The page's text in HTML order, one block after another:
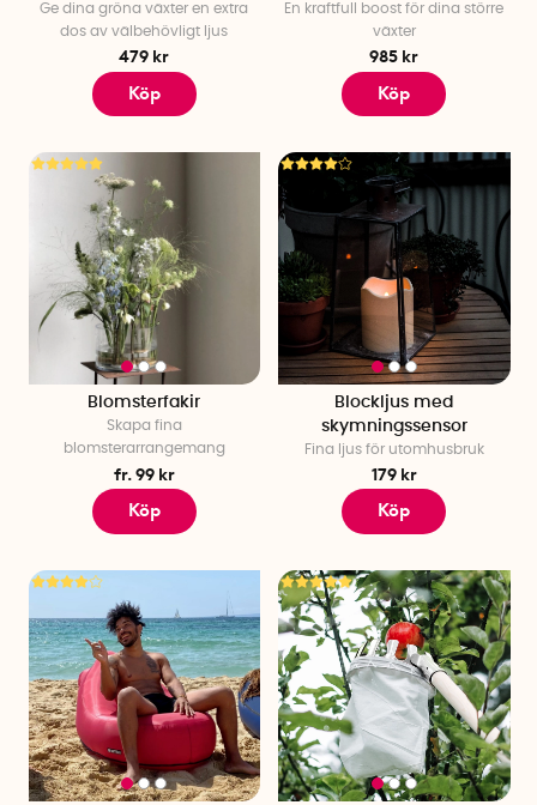
Ge dina gröna växter en extra
dos av välbehövligt ljus
479 kr
Köp
En kraftfull boost för dina större
växter
985 kr
Köp
Blomsterfakir
Skapa fina
blomsterarrangemang
fr. 99 kr
Köp
Blockljus med
skymningssensor
Fina ljus för utomhusbruk
179 kr
Köp